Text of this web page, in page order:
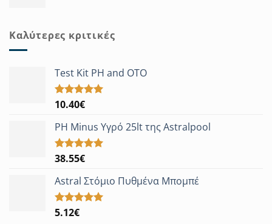
Καλύτερες κριτικές
Test Kit PH and OTO
Βαθμολογήθηκε
από 5
10.40€
PH Minus Υγρό 25lt της Astralpool
Βαθμολογήθηκε
από 5
38.55€
Astral Στόμιο Πυθμένα Μπομπέ
Βαθμολογήθηκε
5.12€